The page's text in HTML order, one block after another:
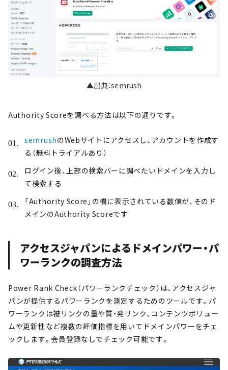
▲出典：semrush
Authority Scoreを調べる方法は以下の通りです。
semrushのWebサイトにアクセスし、アカウントを作成す
る（無料トライアルあり）
ログイン後、上部の検索バーに調べたいドメインを入力し
て検索する
「Authority Score」の欄に表示されている数値が、そのド
メインのAuthority Scoreです
アクセスジャパンによるドメインパワー・パ
ワーランクの調査方法
Power Rank Check（パワーランクチェック）は、アクセスジャ
パンが提供するパワーランクを測定するためのツールです。パ
ワーランクは被リンクの量や質・発リンク、コンテンツボリュー
ムや更新性など複数の評価指標を用いてドメインパワーをチェ
ックします。会員登録なしでチェック可能です。